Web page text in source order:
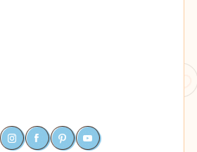
YOUTUBEINSTAGRAMFACEBOOKPINTEREST